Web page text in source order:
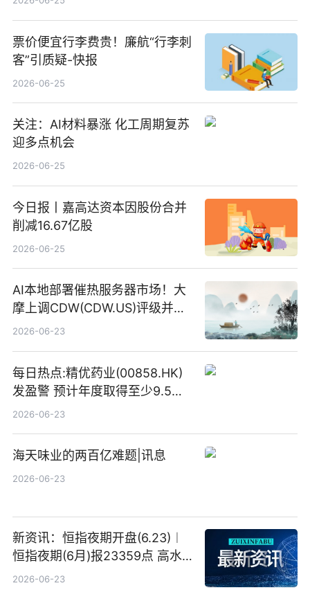
票价便宜行李费贵！廉航“行李刺
客”引质疑-快报
2026-06-25
关注：AI材料暴涨 化工周期复苏
迎多点机会
2026-06-25
今日报丨嘉高达资本因股份合并
削减16.67亿股
2026-06-25
AI本地部署催热服务器市场！大
摩上调CDW(CDW.US)评级并看
高IBM(IBM.US)戴尔(DELL.US)
2026-06-23
每日热点:精优药业(00858.HK)
发盈警 预计年度取得至少9.5亿
港元的亏损 同比盈转亏
2026-06-23
海天味业的两百亿难题|讯息
2026-06-23
新资讯：恒指夜期开盘(6.23)︱
恒指夜期(6月)报23359点 高水
23点
2026-06-23